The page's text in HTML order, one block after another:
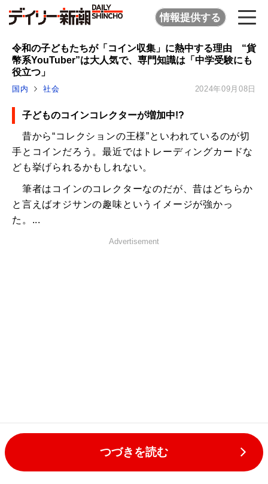
情報提供する
令和の子どもたちが「コイン収集」に熱中する理由 “貨
幣系YouTuber”は大人気で、専門知識は「中学受験にも
役立つ」
国内 社会 2024年09月08日
子どものコインコレクターが増加中!?
昔から“コレクションの王様”といわれているのが切
手とコインだろう。最近ではトレーディングカードな
ども挙げられるかもしれない。
筆者はコインのコレクターなのだが、昔はどちらか
と言えばオジサンの趣味というイメージが強かっ
た。...
Advertisement
つづきを読む